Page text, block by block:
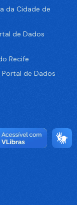
da Cidade de
de Dados
Recife
de Dados